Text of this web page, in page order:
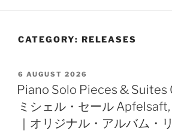
CATEGORY: RELEASES
POSTED
ON
6 AUGUST 2026
Piano Solo Pieces & Suites
ミシェル・セール
｜オリジナル・アルバム・